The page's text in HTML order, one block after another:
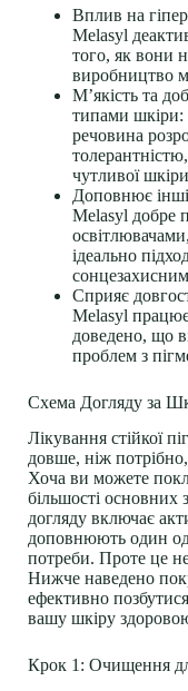
Вплив на
Melasyl
того, як вони
виробництво
М’якість та
типами шкіри:
речовина
чутливої
Доповнює інші
Melasyl добре
ідеально
Сприяє
Melasyl
доведено, що
проблем з
Схема Догляду за
Лікування стійкої
довше, ніж
Хоча ви можете
більшості основних
догляду включає
доповнюють один
потреби. Проте це
Нижче наведено
ефективно
вашу шкіру
Крок 1: Очищення